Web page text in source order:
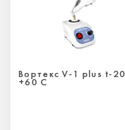
Вортекс V-1 plus t-20
+60 C